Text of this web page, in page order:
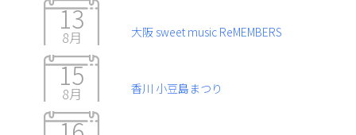
13
8月 大阪 sweet music ReMEMBERS
15
8月 香川 小豆島まつり